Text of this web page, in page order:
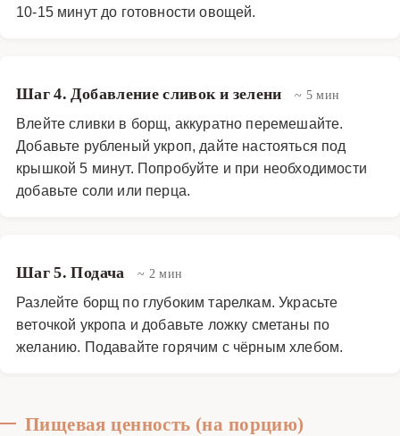
10-15 минут до готовности овощей.
Шаг 4. Добавление сливок и зелени ~ 5 мин
Влейте сливки в борщ, аккуратно перемешайте.
Добавьте рубленый укроп, дайте настояться под
крышкой 5 минут. Попробуйте и при необходимости
добавьте соли или перца.
Шаг 5. Подача ~ 2 мин
Разлейте борщ по глубоким тарелкам. Украсьте
веточкой укропа и добавьте ложку сметаны по
желанию. Подавайте горячим с чёрным хлебом.
Пищевая ценность (на порцию)